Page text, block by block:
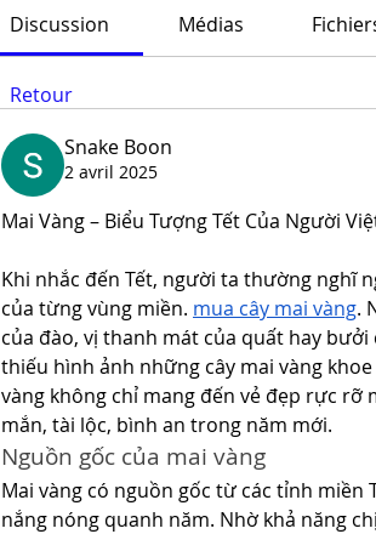
Discussion Médias
Retour
Snake Boon
2 avril 2025
Mai Vàng – Biểu Tượng Tết Của Người
Khi nhắc đến Tết, người ta thường nghĩ
của từng vùng miền. mua cây mai vàng.
của đào, vị thanh mát của quất hay
thiếu hình ảnh những cây mai vàng
vàng không chỉ mang đến vẻ đẹp rực rỡ
mắn, tài lộc, bình an trong năm mới.
Nguồn gốc của mai vàng
Mai vàng có nguồn gốc từ các tỉnh miền
nắng nóng quanh năm. Nhờ khả năng